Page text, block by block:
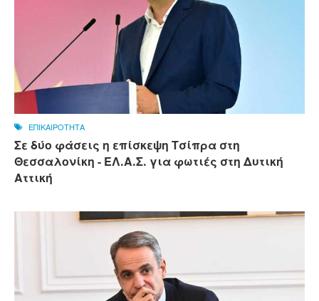
ΕΠΙΚΑΙΡΟΤΗΤΑ
Σε δύο φάσεις η επίσκεψη Τσίπρα στη
Θεσσαλονίκη - ΕΛ.Α.Σ. για φωτιές στη Δυτική
Αττική